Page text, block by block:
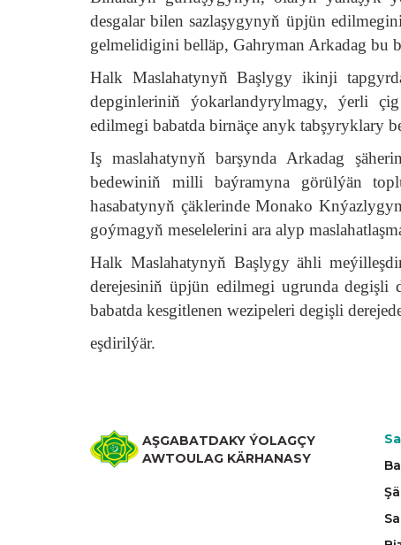
desgalar bilen sazlaşygynyň üpjün
gelmelidigini belläp, Gahryman Arkadag bu
Halk Maslahatynyň Başlygy ikinji
depginleriniň ýokarlandyrylmagy, ýerli
edilmegi babatda birnäçe anyk tabşyryklary
Iş maslahatynyň barşynda Arkadag
bedewiniň milli baýramyna görülýän
hasabatynyň çäklerinde Monako
goýmagyň meselelerini ara alyp
Halk Maslahatynyň Başlygy ähli
derejesiniň üpjün edilmegi ugrunda
babatda kesgitlenen wezipeleri degişli
eşdirilýär.
AŞGABATDAKY ÝOLAGÇY
AWTOULAG KÄRHANASY